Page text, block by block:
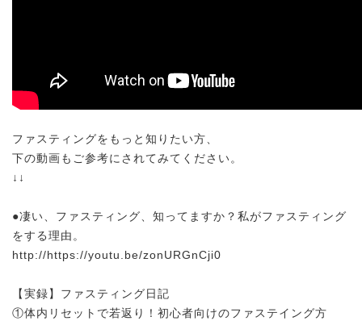
ファスティングをもっと知りたい方、
下の動画もご参考にされてみてください。
↓↓
●凄い、ファスティング、知ってますか？私がファスティング
をする理由。
http://https://youtu.be/zonURGnCji0
【実録】ファスティング日記
①体内リセットで若返り！初心者向けのファステイング方